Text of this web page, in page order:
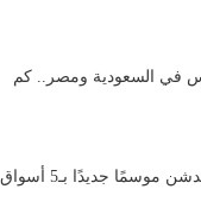
في السعودية ومصر.. كم
المدينة العالمية بالدمام تدشن موسمًا جديدًا بـ5 أسواق